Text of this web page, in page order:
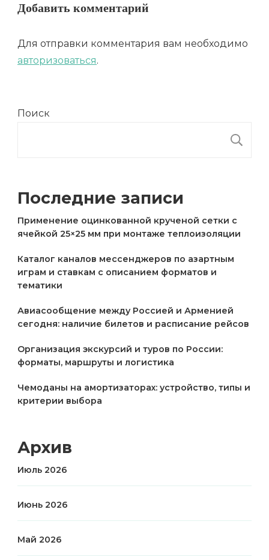
Добавить комментарий
Для отправки комментария вам необходимо
авторизоваться.
Поиск
Последние записи
Применение оцинкованной крученой сетки с
ячейкой 25×25 мм при монтаже теплоизоляции
Каталог каналов мессенджеров по азартным
играм и ставкам с описанием форматов и
тематики
Авиасообщение между Россией и Арменией
сегодня: наличие билетов и расписание рейсов
Организация экскурсий и туров по России:
форматы, маршруты и логистика
Чемоданы на амортизаторах: устройство, типы и
критерии выбора
Архив
Июль 2026
Июнь 2026
Май 2026